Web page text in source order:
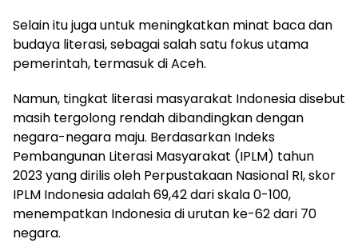
Selain itu juga untuk meningkatkan minat baca dan
budaya literasi, sebagai salah satu fokus utama
pemerintah, termasuk di Aceh.
Namun, tingkat literasi masyarakat Indonesia disebut
masih tergolong rendah dibandingkan dengan
negara-negara maju. Berdasarkan Indeks
Pembangunan Literasi Masyarakat (IPLM) tahun
2023 yang dirilis oleh Perpustakaan Nasional RI, skor
IPLM Indonesia adalah 69,42 dari skala 0-100,
menempatkan Indonesia di urutan ke-62 dari 70
negara.